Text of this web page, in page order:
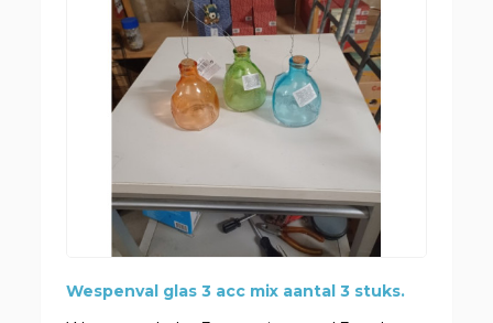
Wespenval glas 3 acc mix aantal 3 stuks.